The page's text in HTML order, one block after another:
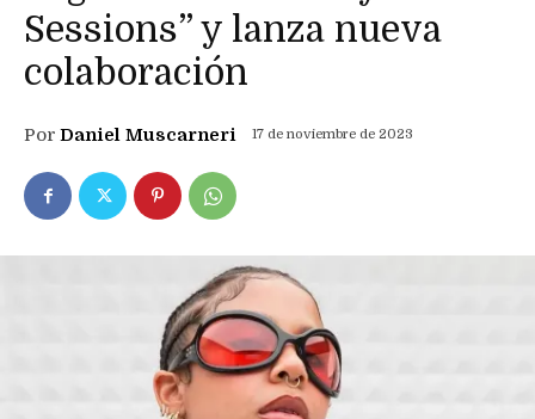
Sessions” y lanza nueva
colaboración
Por Daniel Muscarneri 17 de noviembre de 2023